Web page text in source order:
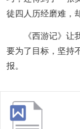
徒四人历经磨难，
《西游记》让
要为了目标，坚持
报。